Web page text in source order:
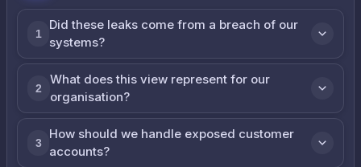
1
Did these leaks come from a breach of our
systems?
2
What does this view represent for our
organisation?
3
How should we handle exposed customer
accounts?